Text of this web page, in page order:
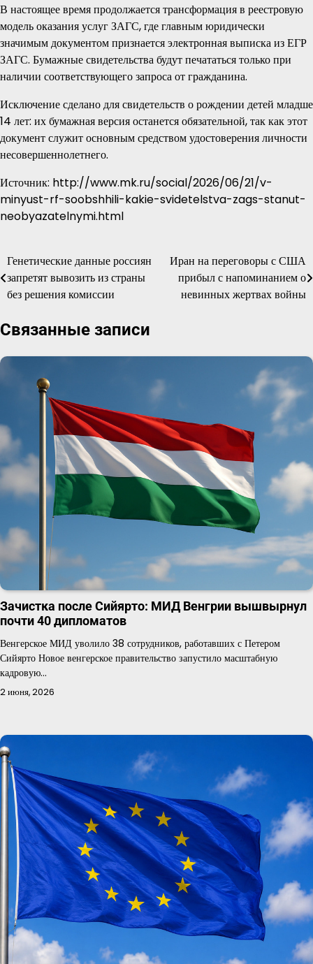
В настоящее время продолжается трансформация в реестровую
модель оказания услуг ЗАГС, где главным юридически
значимым документом признается электронная выписка из ЕГР
ЗАГС. Бумажные свидетельства будут печататься только при
наличии соответствующего запроса от гражданина.
Исключение сделано для свидетельств о рождении детей младше
14 лет: их бумажная версия останется обязательной, так как этот
документ служит основным средством удостоверения личности
несовершеннолетнего.
Источник: http://www.mk.ru/social/2026/06/21/v-
minyust-rf-soobshhili-kakie-svidetelstva-zags-stanut-
neobyazatelnymi.html
Навигация
по
Генетические данные россиян
запретят вывозить из страны
без решения комиссии
Иран на переговоры с США
прибыл с напоминанием о
невинных жертвах войны
Связанные записи
Зачистка после Сийярто: МИД Венгрии вышвырнул
почти 40 дипломатов
Венгерское МИД уволило 38 сотрудников, работавших с Петером
Сийярто Новое венгерское правительство запустило масштабную
кадровую…
2 июня, 2026